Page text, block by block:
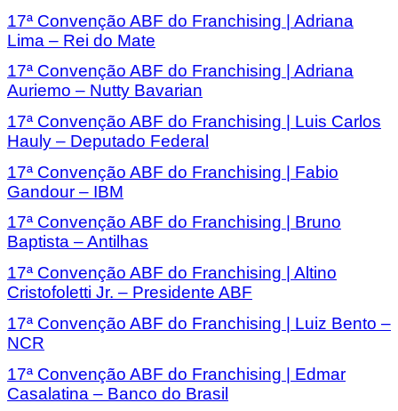
17ª Convenção ABF do Franchising | Adriana
Lima – Rei do Mate
17ª Convenção ABF do Franchising | Adriana
Auriemo – Nutty Bavarian
17ª Convenção ABF do Franchising | Luis Carlos
Hauly – Deputado Federal
17ª Convenção ABF do Franchising | Fabio
Gandour – IBM
17ª Convenção ABF do Franchising | Bruno
Baptista – Antilhas
17ª Convenção ABF do Franchising | Altino
Cristofoletti Jr. – Presidente ABF
17ª Convenção ABF do Franchising | Luiz Bento –
NCR
17ª Convenção ABF do Franchising | Edmar
Casalatina – Banco do Brasil